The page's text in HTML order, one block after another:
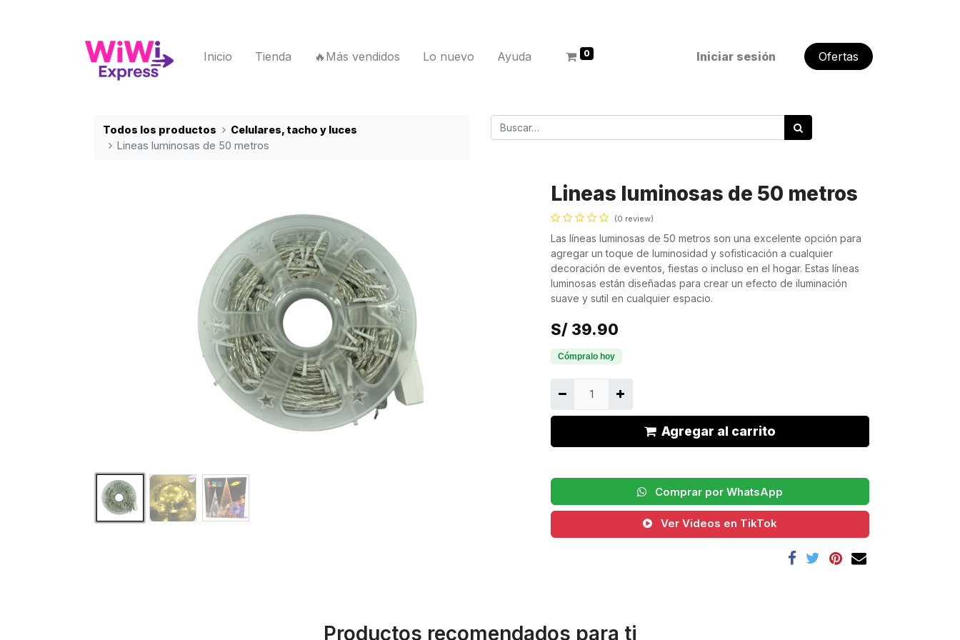
Inicio Tienda 🔥Más vendidos Lo nuevo Ayuda 0 Iniciar sesión Ofertas
Todos los productos
Celulares, tacho y luces
Lineas luminosas de 50 metros
Lineas luminosas de 50 metros
(0 review)
Las líneas luminosas de 50 metros son una excelente opción para
agregar un toque de luminosidad y sofisticación a cualquier
decoración de eventos, fiestas o incluso en el hogar. Estas líneas
luminosas están diseñadas para crear un efecto de iluminación
suave y sutil en cualquier espacio.
S/ 39.90
Agregar al carrito
Comprar por WhatsApp
Ver Videos en TikTok
Productos recomendados para ti